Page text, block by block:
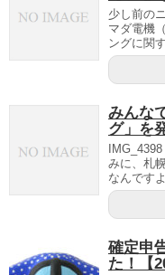
少し前の
マダ電機
ングに関
みんな
グ」を
みに、札
なんです
確定申
た！【